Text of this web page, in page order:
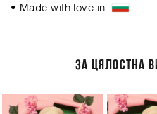
• Made with love in
ЗА ЦЯЛОСТНА